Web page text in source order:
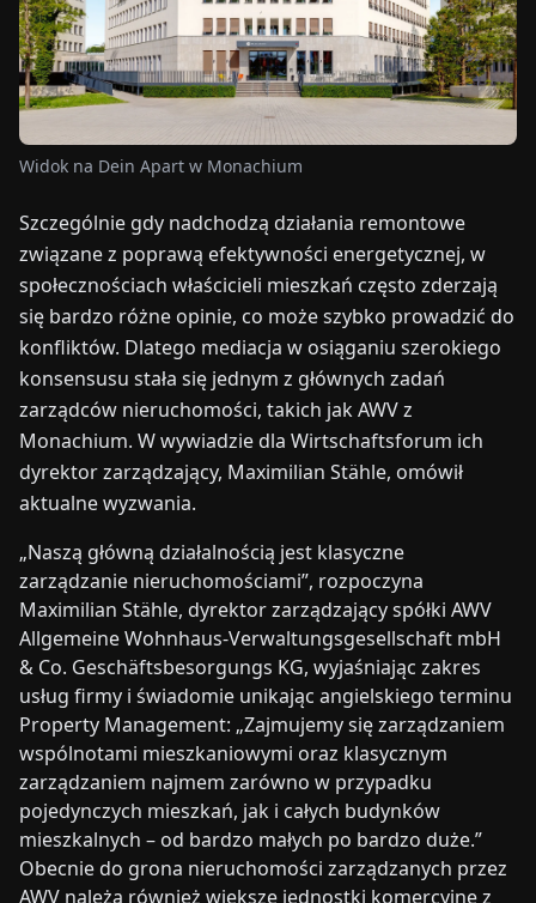
O
NAS
ENDEFRESIT NL PL HU
SIĘ
Z
NAMI
Widok na Dein Apart w Monachium
Szczególnie gdy nadchodzą działania remontowe
związane z poprawą efektywności energetycznej, w
społecznościach właścicieli mieszkań często zderzają
się bardzo różne opinie, co może szybko prowadzić do
konfliktów. Dlatego mediacja w osiąganiu szerokiego
konsensusu stała się jednym z głównych zadań
zarządców nieruchomości, takich jak AWV z
Monachium. W wywiadzie dla Wirtschaftsforum ich
dyrektor zarządzający, Maximilian Stähle, omówił
aktualne wyzwania.
„Naszą główną działalnością jest klasyczne
zarządzanie nieruchomościami”, rozpoczyna
Maximilian Stähle, dyrektor zarządzający spółki AWV
Allgemeine Wohnhaus-Verwaltungsgesellschaft mbH
& Co. Geschäftsbesorgungs KG, wyjaśniając zakres
usług firmy i świadomie unikając angielskiego terminu
Property Management: „Zajmujemy się zarządzaniem
wspólnotami mieszkaniowymi oraz klasycznym
zarządzaniem najmem zarówno w przypadku
pojedynczych mieszkań, jak i całych budynków
mieszkalnych – od bardzo małych po bardzo duże.”
Obecnie do grona nieruchomości zarządzanych przez
AWV należą również większe jednostki komercyjne z